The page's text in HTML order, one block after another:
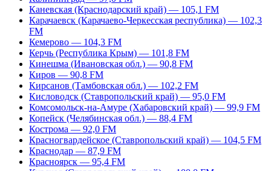
Каневская (Краснодарский край) — 105,1 FM
Карачаевск (Карачаево-Черкесская республика) — 102,3
FM
Кемерово — 104,3 FM
Керчь (Республика Крым) — 101,8 FM
Кинешма (Ивановская обл.) — 90,8 FM
Киров — 90,8 FM
Кирсанов (Тамбовская обл.) — 102,2 FM
Кисловодск (Ставропольский край) — 95,0 FM
Комсомольск-на-Амуре (Хабаровский край) — 99,9 FM
Копейск (Челябинская обл.) — 88,4 FM
Кострома — 92,0 FM
Красногвардейское (Ставропольский край) — 104,5 FM
Краснодар — 87,9 FM
Красноярск — 95,4 FM